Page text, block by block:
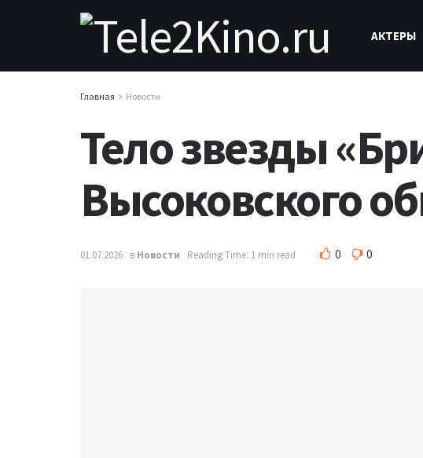
АКТЕРЫ
Главная Новости
Тело звезды
Высоковского
01.07.2026 в Новости Reading Time: 1 min read 0 0